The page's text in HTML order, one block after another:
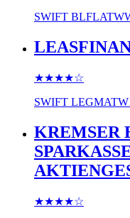
SWIFT
★★★★☆
SWIFT
KREMSER
★★★★☆